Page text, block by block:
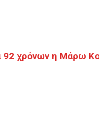
92 χρόνων η Μάρω